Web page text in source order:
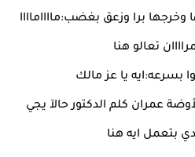
برا وزعق بغضب:مااااماااا
تعالو هنا
بسرعه:ايه يا عز مالك
عمران كلم الدكتور حالآ يجي
دي بتعمل ايه هنا